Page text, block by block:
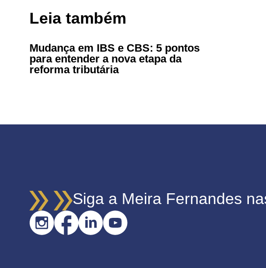
Leia também
Mudança em IBS e CBS: 5 pontos
para entender a nova etapa da
reforma tributária
Siga a Meira Fernandes